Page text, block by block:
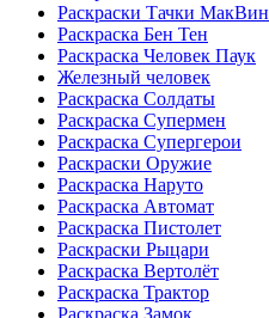
Раскраски Тачки МакВин
Раскраска Бен Тен
Раскраска Человек Паук
Железный человек
Раскраска Солдаты
Раскраска Супермен
Раскраска Супергерои
Раскраски Оружие
Раскраска Наруто
Раскраска Автомат
Раскраска Пистолет
Раскраски Рыцари
Раскраска Вертолёт
Раскраска Трактор
Раскраска Замок